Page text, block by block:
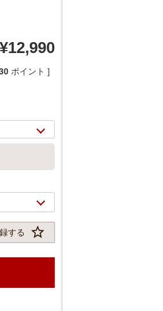
2/12
¥12,990
ポイント ]
する